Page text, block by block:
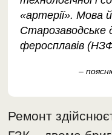
«артерії». Мова
Старозаводське
феросплавів
–
Ремонт